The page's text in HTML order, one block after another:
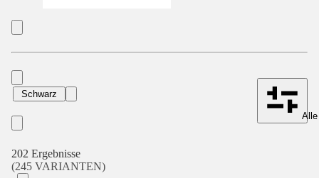
Schwarz
202 Ergebnisse
(245 VARIANTEN)